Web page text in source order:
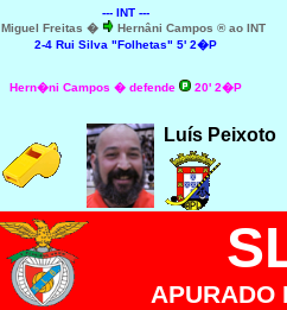
--- INT ---
Miguel Freitas �
Hernâni Campos ® ao INT
2-4 Rui Silva "Folhetas" 5' 2�P
Hern�ni Campos � defende 20' 2�P
Luís Peixoto
APURADO